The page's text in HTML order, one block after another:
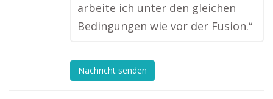
arbeite ich unter den gleichen
Bedingungen wie vor der Fusion.“
Nachricht senden